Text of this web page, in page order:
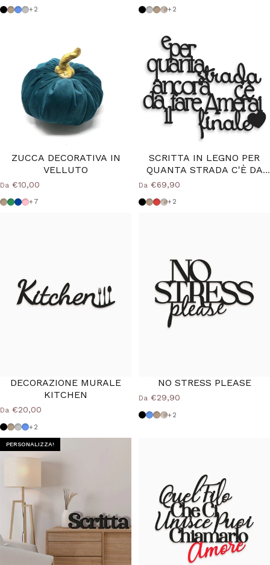
Nero
Tortora
Azzurro Polvere
Grigio Medio
+2 Nero
Grigio Medio
Tortora
Shabby
+2
ZUCCA DECORATIVA IN
VELLUTO
Da €10,00
Tortora
Verde
BluRosa
+7
SCRITTA IN LEGNO PER
QUANTA STRADA C'È DA
Da €69,90
Nero
Tortora
Rosso
Shabby
+2
DECORAZIONE MURALE
KITCHEN
Da €20,00
Nero
Tortora
Grigio Medio
Azzurro Polvere
+2
NO STRESS PLEASE
Da €29,90
Nero
Azzurro Polvere
Tortora
Shabby
+2
PERSONALIZZA!